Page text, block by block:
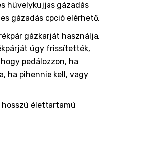
hüvelykujjas gázadás
gázadás opció elérhető.
gázkarját használja,
úgy frissítették,
pedálozzon, ha
ha pihennie kell, vagy
hosszú élettartamú